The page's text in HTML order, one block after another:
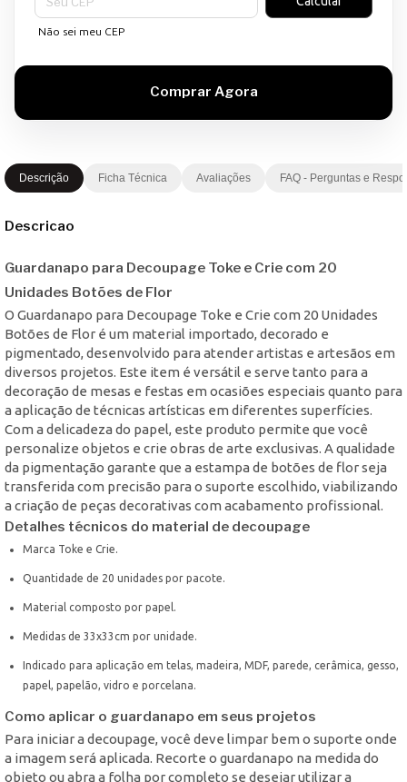
Não sei meu CEP
Descrição Ficha Técnica Avaliações FAQ - Perguntas e
Descricao
Guardanapo para Decoupage Toke e Crie com 20
Unidades Botões de Flor
O Guardanapo para Decoupage Toke e Crie com 20 Unidades
Botões de Flor é um material importado, decorado e
pigmentado, desenvolvido para atender artistas e artesãos em
diversos projetos. Este item é versátil e serve tanto para a
decoração de mesas e festas em ocasiões especiais quanto para
a aplicação de técnicas artísticas em diferentes superfícies.
Com a delicadeza do papel, este produto permite que você
personalize objetos e crie obras de arte exclusivas. A qualidade
da pigmentação garante que a estampa de botões de flor seja
transferida com precisão para o suporte escolhido, viabilizando
a criação de peças decorativas com acabamento profissional.
Detalhes técnicos do material de decoupage
Marca Toke e Crie.
Quantidade de 20 unidades por pacote.
Material composto por papel.
Medidas de 33x33cm por unidade.
Indicado para aplicação em telas, madeira, MDF, parede, cerâmica, gesso,
papel, papelão, vidro e porcelana.
Como aplicar o guardanapo em seus projetos
Para iniciar a decoupage, você deve limpar bem o suporte onde
a imagem será aplicada. Recorte o guardanapo na medida do
objeto ou abra a folha por completo se desejar utilizar a